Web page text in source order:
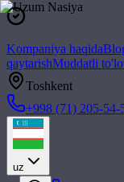
Kompaniya haqida
qaytarishMuddatli
Toshkent
+998 (71) 205-54-
uz